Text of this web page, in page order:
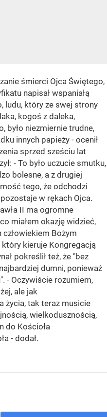
śmierci Ojca Świętego,
napisał wspaniałą
ludu, który ze swej strony
kogoś z daleka,
było niezmiernie trudne,
innych papieży - ocenił
sprzed sześciu lat
- To było uczucie smutku,
bolesne, a z drugiej
tego, że odchodzi
w rękach Ojca.
II ma ogromne
miałem okazję widzieć,
człowiekiem Bożym
który kieruje Kongregacją
pokreślił też, że "bez
dumni, ponieważ
- Oczywiście rozumiem,
ale jak
życia, tak teraz musicie
wielkodusznością,
do Kościoła
- dodał.